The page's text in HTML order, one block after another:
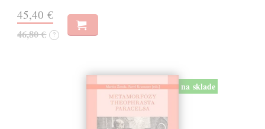
45,40 €
46,80 € ?
na sklade